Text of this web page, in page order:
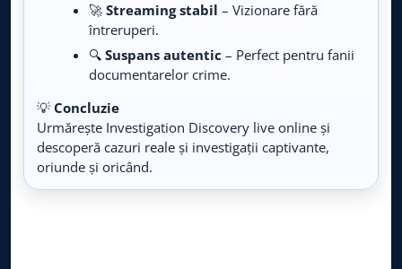
Fishing & Hunting
Live TV
LIVE
HGTV
Live TV
Da Vinci Learning
🚀 Streaming stabil – Vizionare fără
întreruperi.
🔍 Suspans autentic – Perfect pentru fanii
documentarelor crime.
💡 Concluzie
Urmărește Investigation Discovery live online și
descoperă cazuri reale și investigații captivante,
oriunde și oricând.